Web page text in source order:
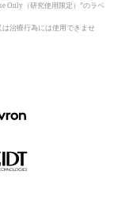
Only（研究使用限定）”のラベ
治療行為には使用できませ